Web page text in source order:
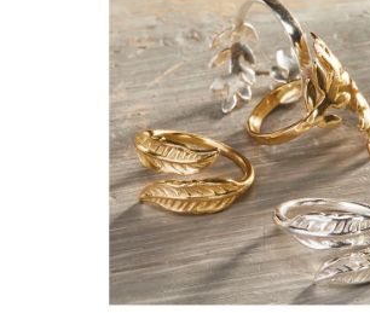
GUARANA
CUKR A MED
RÝŽE, QUINOA, ČOČKA
CUKROVINKY, SLADKOSTI, POMAZÁNKY
NEALKO NÁPOJE A LIMONÁDY